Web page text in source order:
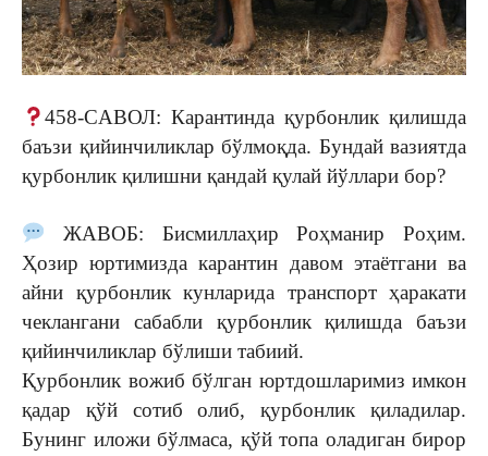
458-CАВОЛ: Карантинда қурбонлик қилишда
баъзи қийинчиликлар бўлмоқда. Бундай вазиятда
қурбонлик қилишни қандай қулай йўллари бор?
ЖАВОБ: Бисмиллаҳир Роҳманир Роҳим.
Ҳозир юртимизда карантин давом этаётгани ва
айни қурбонлик кунларида транспорт ҳаракати
чеклангани сабабли қурбонлик қилишда баъзи
қийинчиликлар бўлиши табиий.
Қурбонлик вожиб бўлган юртдошларимиз имкон
қадар қўй сотиб олиб, қурбонлик қиладилар.
Бунинг иложи бўлмаса, қўй топа оладиган бирор